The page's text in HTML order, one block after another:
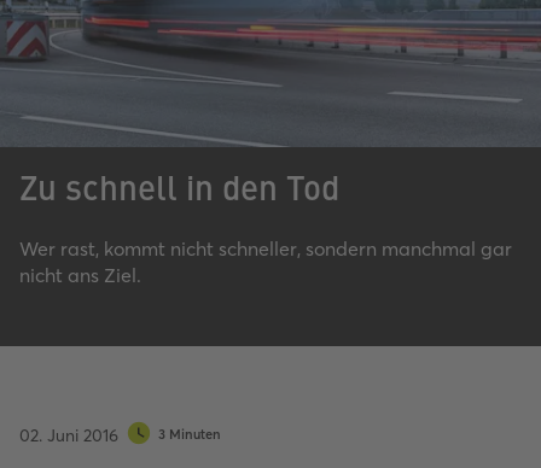
Zu schnell in den Tod
Wer rast, kommt nicht schneller, sondern manchmal gar
nicht ans Ziel.
02. Juni 2016 3 Minuten